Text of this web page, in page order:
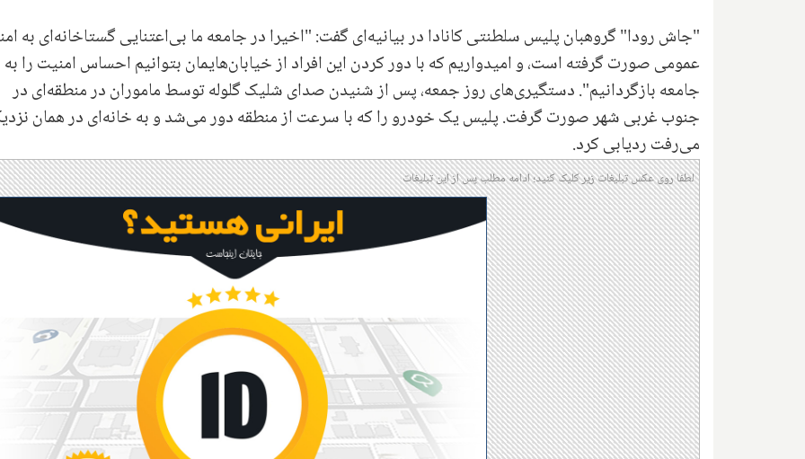
"جاش رودا" گروهبان پلیس سلطنتی کانادا در بیانیه‌ای گفت: ‌"اخیرا در جامعه ما بی‌اعتنایی گستاخانه‌ای به
عمومی صورت گرفته است، و امیدواریم که با دور کردن این افراد از خیابان‌هایمان بتوانیم احساس امنیت را به
جامعه بازگردانیم". دستگیری‌های روز جمعه، پس از شنیدن صدای شلیک گلوله توسط ماموران در منطقه‌ای در
جنوب غربی شهر صورت گرفت. پلیس ‌یک خودرو را که با سرعت از منطقه دور می‌شد‌ و به خانه‌ای در همان
می‌رفت ردیابی کرد.
لطفا روی عکس تبلیغات زیر کلیک کنید؛ ادامه مطلب پس از این تبلیغات